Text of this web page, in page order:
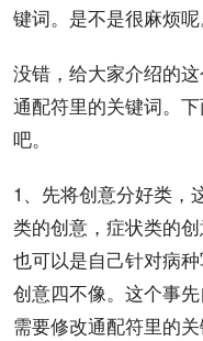
键词。是不是很麻烦呢
没错，给大家介绍的
通配符里的关键词。
吧。
1、先将创意分好类，
类的创意，症状类的
也可以是自己针对病
创意四不像。这个事
需要修改通配符里的